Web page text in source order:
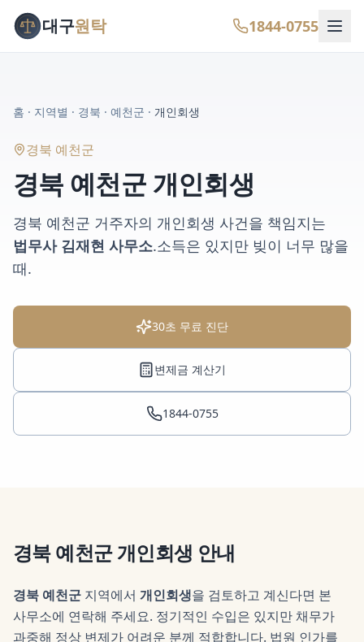
대구원탁 1844-0755
홈 · 지역별 · 경북 · 예천군 · 개인회생
경북 예천군
경북 예천군 개인회생
경북 예천군 거주자의 개인회생 사건을 책임지는
법무사 김재현 사무소.소득은 있지만 빚이 너무 많을
때.
30초 무료 진단
변제금 계산기
1844-0755
경북 예천군개인회생 안내
경북 예천군 지역에서 개인회생을 검토하고 계신다면 본
사무소에 연락해 주세요. 정기적인 수입은 있지만 채무가
과중해 정상 변제가 어려운 분께 적합합니다. 법원 인가를